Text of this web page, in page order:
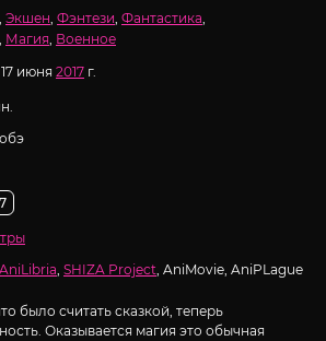
, Экшен, Фэнтези, Фантастика,
, Магия, Военное
июня 2017 г.
AniLibria, SHIZA Project, AniMovie, AniPLague
было считать сказкой, теперь
Оказывается магия это обычная